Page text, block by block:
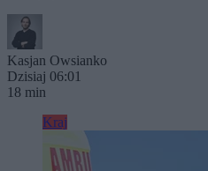
Kasjan Owsianko
Dzisiaj 06:01
18 min
Kraj